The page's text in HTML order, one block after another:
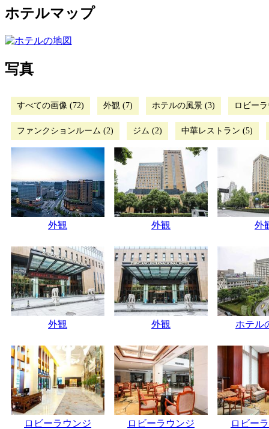
ホテルマップ
写真
すべての画像 (72) 外観 (7) ホテルの風景 (3) ロビー
ファンクションルーム (2) ジム (2) 中華レストラン (5)
外観 外観 外
外観 外観 ホテル
ロビーラウンジ ロビーラウンジ ロビー